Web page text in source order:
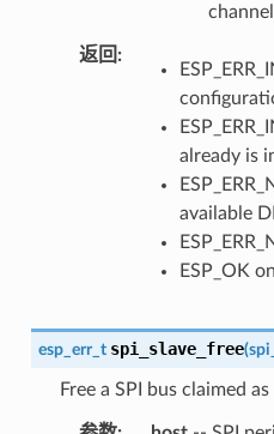
返回 :
already is
available
ESP_OK
esp_err_t spi_slave_free(
Free a SPI bus claimed